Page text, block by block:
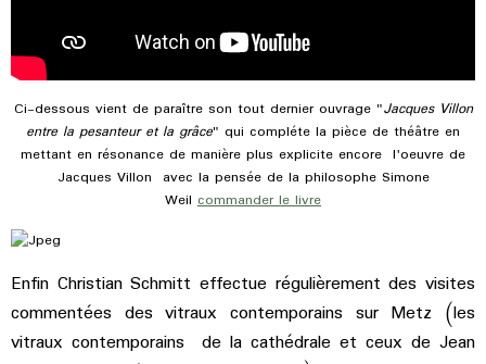
Ci-dessous vient de paraître son tout dernier ouvrage "Jacques Villon
entre la pesanteur et la grâce" qui compléte la pièce de théâtre en
mettant en résonance de manière plus explicite encore l'oeuvre de
Jacques Villon avec la pensée de la philosophe Simone
Weil commander le livre
Enfin Christian Schmitt effectue régulièrement des visites
commentées des vitraux contemporains sur Metz (les
vitraux contemporains de la cathédrale et ceux de Jean